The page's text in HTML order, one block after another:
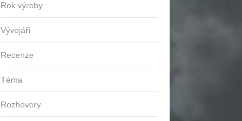
Rok výroby
Vývojáři
Recenze
Téma
Rozhovory